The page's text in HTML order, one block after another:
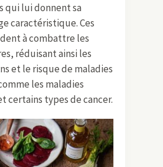
qui lui donnent sa
caractéristique. Ces
à combattre les
réduisant ainsi les
et le risque de maladies
les maladies
certains types de cancer.